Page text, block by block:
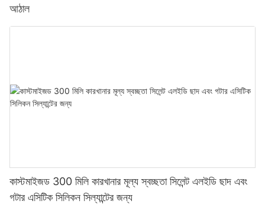
আঠাল
কাস্টমাইজড 300 মিলি কারখানার মূল্য স্বচ্ছতা সিলেন্ট এলইডি ছাদ এবং
গটার এসিটিক সিলিকন সিল্যান্টের জন্য